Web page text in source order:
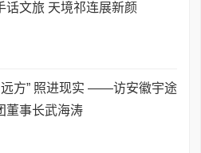
话文旅 天境祁连展新颜
远方” 照进现实 ——访安徽宇途
董事长武海涛